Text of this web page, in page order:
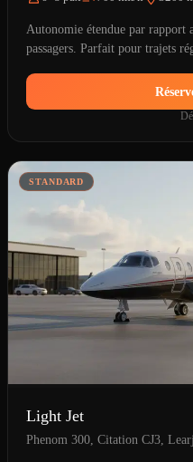
Autonomie étendue par
passagers. Parfait pour trajets
STANDARD
Light Jet
Phenom 300, Citation CJ3,